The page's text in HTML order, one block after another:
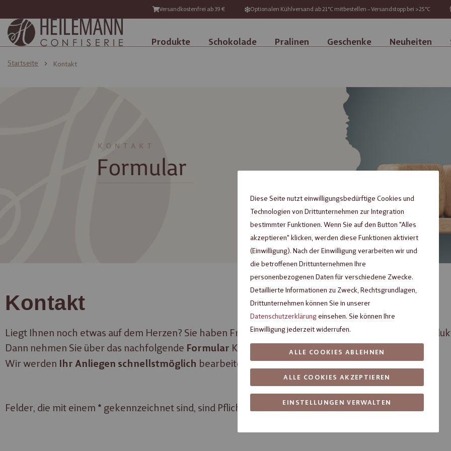
Versandkostenfrei ab 39 € Optionalen Kühlversand ab 21°C mitbestellen – Versandstopp bei >25°C
Produkte Schokolade Pralinen Geschenke Neuheiten
Startseite Kontakt
Kontakt
Liegt Ihnen noch etwas auf dem Herzen? Sie haben Fragen zum Unternehmen oder zu unseren
Dann nehmen Sie über das nachfolgende Formular Kontakt mit uns auf.
Wir werden Ihr Anliegen schnellstmöglich bearbeiten.
Felder, die mit einem * gekennzeichnet sind, sind Pflichtfelder.
Diese Seite nutzt einwilligungsbedürftige Cookies und
Technologien von Drittunternehmen zur Integration
bestimmter Funktionen. Wenn Sie auf den Button "Alles
akzeptieren" klicken, werden diese Funktionen aktiviert
(Einwilligung). Nach der Einwilligung verarbeiten wir und
die betroffenen Drittunternehmen Ihre
personenbezogenen Daten für verschiedene Zwecke.
Detaillierte Informationen zu Zweck, Rechtsgrundlagen,
Drittunternehmen können Sie in unserer
Datenschutzerklärungeinsehen. Sie können Ihre
Einwilligung jederzeit widerrufen.
EINSTELLUNGEN VERWALTEN
ALLE COOKIES AKZEPTIEREN
ALLE COOKIES ABLEHNEN